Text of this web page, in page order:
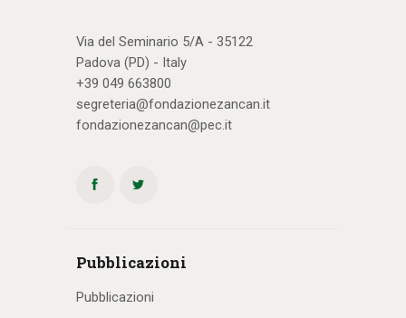
Via del Seminario 5/A - 35122
Padova (PD) - Italy
+39 049 663800
segreteria@fondazionezancan.it
fondazionezancan@pec.it
Pubblicazioni
Pubblicazioni